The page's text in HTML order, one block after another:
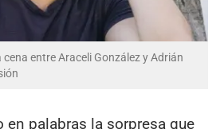
entre Araceli González y Adrián
en palabras la sorpresa que